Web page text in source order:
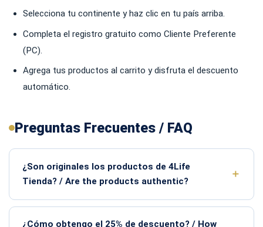
Selecciona tu continente y haz clic en tu país arriba.
Completa el registro gratuito como Cliente Preferente
(PC).
Agrega tus productos al carrito y disfruta el descuento
automático.
Preguntas Frecuentes / FAQ
¿Son originales los productos de 4Life
Tienda? / Are the products authentic?
¿Cómo obtengo el 25% de descuento? / How